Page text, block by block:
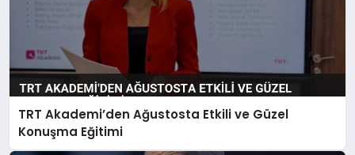
TRT Akademi’den Ağustosta Etkili ve Güzel
Konuşma Eğitimi